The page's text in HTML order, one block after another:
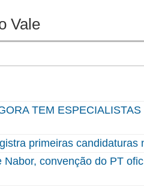
Vale
TEM
primeiras candidaturas
Nabor, convenção do PT